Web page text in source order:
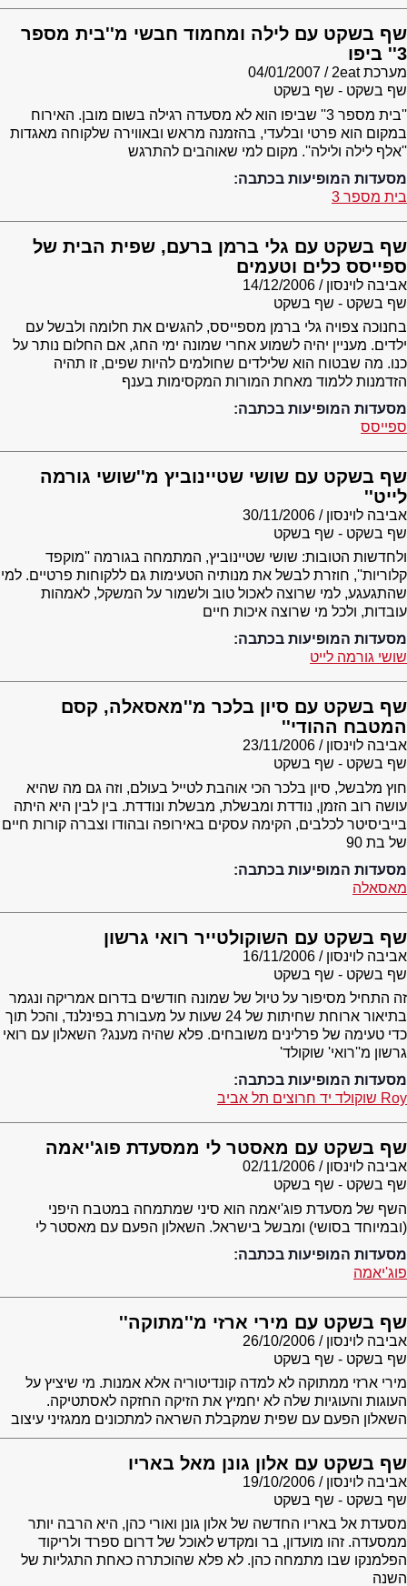
שף בשקט עם לילה ומחמוד חבשי מ''בית מספר
3'' ביפו
מערכת 2eat
04/01/2007
שף בשקט - שף בשקט
''בית מספר 3'' שביפו הוא לא מסעדה רגילה בשום מובן. האירוח
במקום הוא פרטי ובלעדי, בהזמנה מראש ובאווירה שלקוחה מאגדות
''אלף לילה ולילה''. מקום למי שאוהבים להתרגש
מסעדות המופיעות בכתבה:
בית מספר 3
שף בשקט עם גלי ברמן ברעם, שפית הבית של
ספייסס כלים וטעמים
אביבה לוינסון
14/12/2006
שף בשקט - שף בשקט
בחנוכה צפויה גלי ברמן מספייסס, להגשים את חלומה ולבשל עם
ילדים. מעניין יהיה לשמוע אחרי שמונה ימי החג, אם החלום נותר על
כנו. מה שבטוח הוא שלילדים שחולמים להיות שפים, זו תהיה
הזדמנות ללמוד מאחת המורות המקסימות בענף
מסעדות המופיעות בכתבה:
ספייסס
שף בשקט עם שושי שטיינוביץ מ''שושי גורמה
לייט''
אביבה לוינסון
30/11/2006
שף בשקט - שף בשקט
ולחדשות הטובות: שושי שטיינוביץ, המתמחה בגורמה ''מוקפד
קלוריות'', חוזרת לבשל את מנותיה הטעימות גם ללקוחות פרטיים. למי
שהתגעגע, למי שרוצה לאכול טוב ולשמור על המשקל, לאמהות
עובדות, ולכל מי שרוצה איכות חיים
מסעדות המופיעות בכתבה:
שושי גורמה לייט
שף בשקט עם סיון בלכר מ''מאסאלה, קסם
המטבח ההודי''
אביבה לוינסון
23/11/2006
שף בשקט - שף בשקט
חוץ מלבשל, סיון בלכר הכי אוהבת לטייל בעולם, וזה גם מה שהיא
עושה רוב הזמן, נודדת ומבשלת, מבשלת ונודדת. בין לבין היא היתה
בייביסיטר לכלבים, הקימה עסקים באירופה ובהודו וצברה קורות חיים
של בת 90
מסעדות המופיעות בכתבה:
מאסאלה
שף בשקט עם השוקולטייר רואי גרשון
אביבה לוינסון 16/11/2006
שף בשקט - שף בשקט
זה התחיל מסיפור על טיול של שמונה חודשים בדרום אמריקה ונגמר
בתיאור ארוחת שחיתות של 24 שעות על מעבורת בפינלנד, והכל תוך
כדי טעימה של פרלינים משובחים. פלא שהיה מענג? השאלון עם רואי
גרשון מ''רואי' שוקולד'
מסעדות המופיעות בכתבה:
Roy שוקולד יד חרוצים תל אביב
שף בשקט עם מאסטר לי ממסעדת פוג'יאמה
אביבה לוינסון
02/11/2006
שף בשקט - שף בשקט
השף של מסעדת פוג'יאמה הוא סיני שמתמחה במטבח היפני
(ובמיוחד בסושי) ומבשל בישראל. השאלון הפעם עם מאסטר לי
מסעדות המופיעות בכתבה:
פוג'יאמה
שף בשקט עם מירי ארזי מ''מתוקה''
אביבה לוינסון
26/10/2006
שף בשקט - שף בשקט
מירי ארזי ממתוקה לא למדה קונדיטוריה אלא אמנות. מי שיציץ על
העוגות והעוגיות שלה לא יחמיץ את הזיקה החזקה לאסתטיקה.
השאלון הפעם עם שפית שמקבלת השראה למתכונים ממגזיני עיצוב
שף בשקט עם אלון גונן מאל באריו
אביבה לוינסון
19/10/2006
שף בשקט - שף בשקט
מסעדת אל באריו החדשה של אלון גונן ואורי כהן, היא הרבה יותר
ממסעדה. זהו מועדון, בר ומקדש לאוכל של דרום ספרד ולריקוד
הפלמנקו שבו מתמחה כהן. לא פלא שהוכתרה כאחת התגליות של
השנה